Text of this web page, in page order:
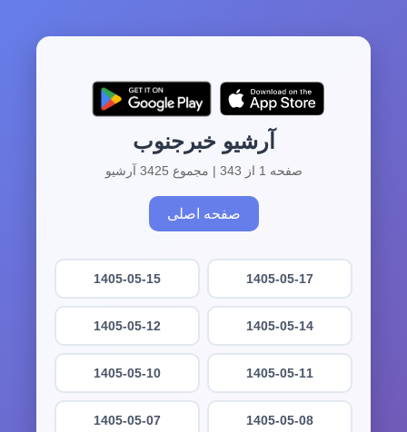
آرشیو خبرجنوب
صفحه 1 از 343 | مجموع 3425 آرشیو
صفحه اصلی
1405-05-17
1405-05-15
1405-05-14
1405-05-12
1405-05-11
1405-05-10
1405-05-08
1405-05-07